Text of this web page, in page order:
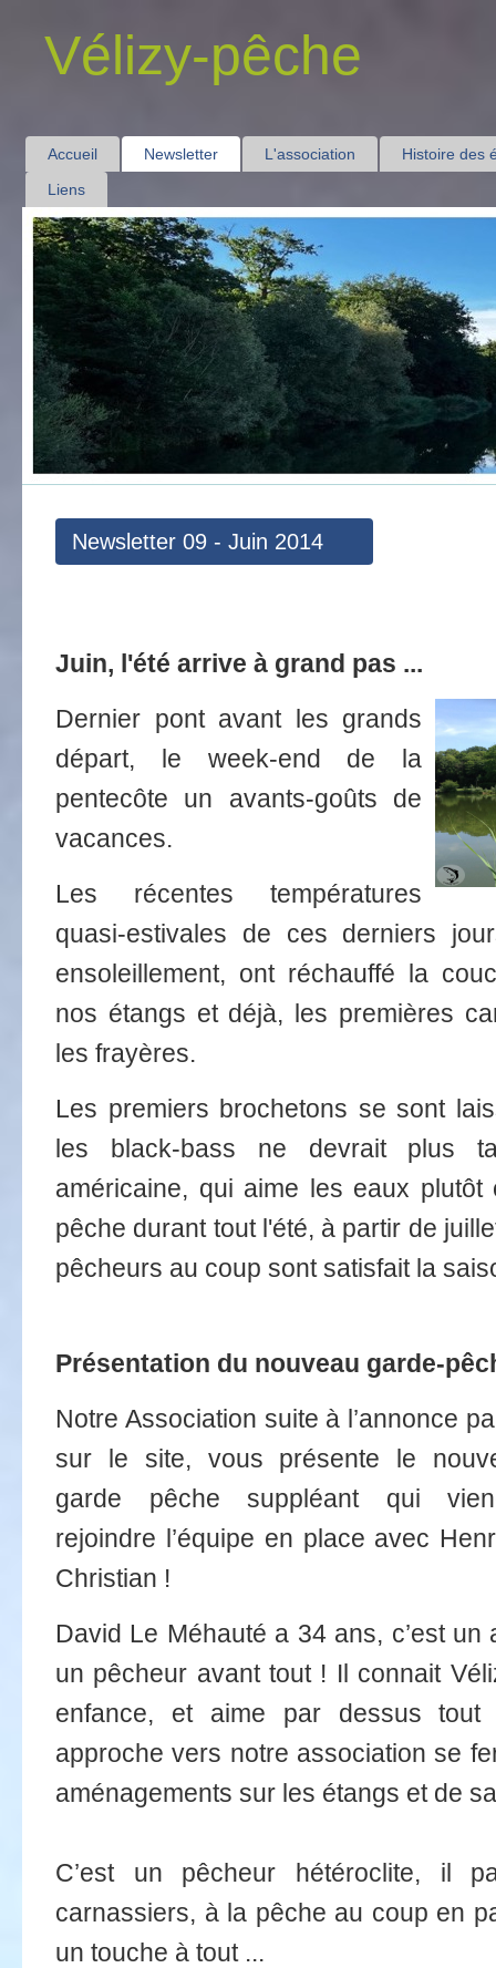
Vélizy-pêche
Accueil Newsletter L'association
Histoire des
Liens
Newsletter 09 - Juin 2014
Juin, l'été arrive à grand pas ...
Dernier pont avant les grands
départ, le week-end de la
pentecôte un avants-goûts de
vacances.
Les récentes températures
quasi-estivales de ces derniers
ensoleillement, ont réchauffé la
nos étangs et déjà, les premières
les frayères.
Les premiers brochetons se sont
les black-bass ne devrait plus
américaine, qui aime les eaux plutôt
pêche durant tout l'été, à partir de
pêcheurs au coup sont satisfait la
Présentation du nouveau garde-
Notre Association suite à l’annonce
sur le site, vous présente le
garde pêche suppléant qui
rejoindre l’équipe en place avec
Christian !
David Le Méhauté a 34 ans, c’est
un pêcheur avant tout ! Il connait
enfance, et aime par dessus
approche vers notre association se
aménagements sur les étangs et de
C’est un pêcheur hétéroclite, il
carnassiers, à la pêche au coup en
un touche à tout ...